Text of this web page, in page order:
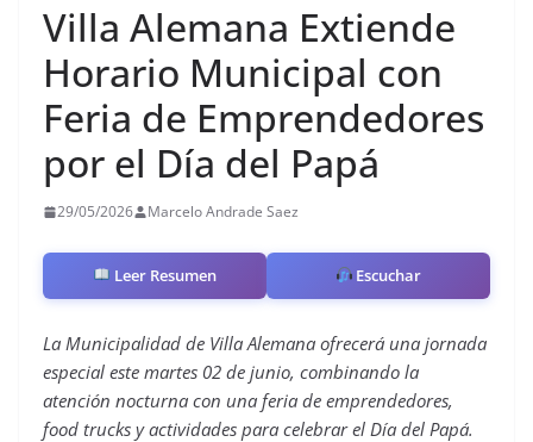
Villa Alemana Extiende
Horario Municipal con
Feria de Emprendedores
por el Día del Papá
29/05/2026 Marcelo Andrade Saez
Leer Resumen Escuchar
La Municipalidad de Villa Alemana ofrecerá una jornada
especial este martes 02 de junio, combinando la
atención nocturna con una feria de emprendedores,
food trucks y actividades para celebrar el Día del Papá.